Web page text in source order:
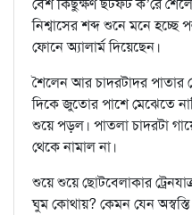
বেশ কিছুক্ষণ ছটফট ক’রে
নিশ্বাসের শব্দ শুনে মনে হচ্ছে
ফোনে অ‍্যালার্ম দিয়েছেন।
শৈলেন আর চাদরটাদর পাতার
দিকে জুতোর পাশে মেঝেতে
শুয়ে পড়ল। পাতলা চাদরটা
থেকে নামাল না।
শুয়ে শুয়ে ছোটবেলাকার
ঘুম কোথায়? কেমন যেন